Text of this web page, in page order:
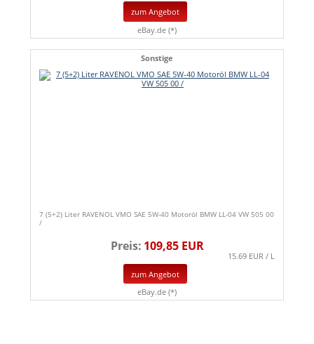
zum Angebot
eBay.de (*)
Sonstige
7 (5+2) Liter RAVENOL VMO SAE 5W-40 Motoröl BMW LL-04 VW 505 00
/
Preis: 109,85 EUR
15.69 EUR / L
zum Angebot
eBay.de (*)